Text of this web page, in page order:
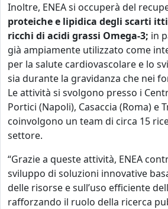
Inoltre, ENEA si occuperà del
proteiche e lipidica degli scarti
ricchi di acidi grassi Omega-3; in
già ampiamente utilizzato come
per la salute cardiovascolare e lo
sia durante la gravidanza che nei
Le attività si svolgono presso i
Portici (Napoli), Casaccia (Roma) e
coinvolgono un team di circa 15
settore.
“Grazie a queste attività, ENEA
sviluppo di soluzioni innovative
delle risorse e sull’uso efficiente
rafforzando il ruolo della ricerca